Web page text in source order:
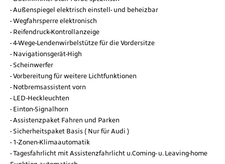
Außenspiegel elektrisch einstell- und beheizbar
Wegfahrsperre elektronisch
Reifendruck-Kontrollanzeige
4-Wege-Lendenwirbelstütze für die Vordersitze
Navigationsgerät-High
Scheinwerfer
Vorbereitung für weitere Lichtfunktionen
Notbremsassistent vorn
LED-Heckleuchten
Einton-Signalhorn
Assistenzpaket Fahren und Parken
Sicherheitspaket Basis ( Nur für Audi )
1-Zonen-Klimaautomatik
Tagesfahrlicht mit Assistenzfahrlicht u.Coming- u. Leaving-home